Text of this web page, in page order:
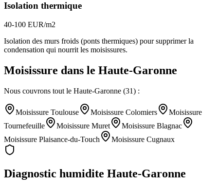
Isolation thermique
40-100 EUR/m2
Isolation des murs froids (ponts thermiques) pour supprimer la
condensation qui nourrit les moisissures.
Moisissure dans le Haute-Garonne
Nous couvrons tout le Haute-Garonne (31) :
Moisissure Toulouse Moisissure Colomiers
Moisissure
Tournefeuille
Moisissure Muret Moisissure Blagnac
Moisissure Plaisance-du-Touch Moisissure Cugnaux
Diagnostic humidite Haute-Garonne